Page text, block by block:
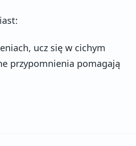
ucz się w cichym
przypomnienia pomagają